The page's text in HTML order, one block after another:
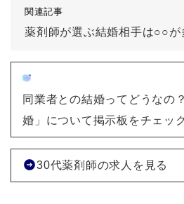
関連記事
薬剤師が選ぶ結婚相手は○○が
同業者との結婚ってどうなの
婚」について掲示板をチェッ
30代薬剤師の求人を見る